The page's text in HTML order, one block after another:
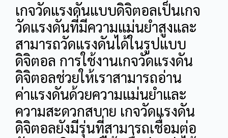
เกจวัดแรงดันแบบดิจิตอลเป็นเกจ
วัดแรงดันที่มีความแม่นยำสูงและ
สามารถวัดแรงดันได้ในรูปแบบ
ดิจิตอล การใช้งานเกจวัดแรงดัน
ดิจิตอลช่วยให้เราสามารถอ่าน
ค่าแรงดันด้วยความแม่นยำและ
ความสะดวกสบาย เกจวัดแรงดัน
ดิจิตอลยังมีรุ่นที่สามารถเชื่อมต่อ